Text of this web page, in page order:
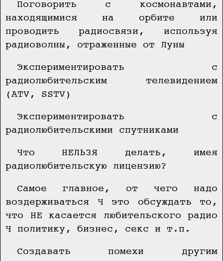
Поговорить с космонавтами,
находящимися на орбите или
проводить радиосвязи, используя
радиоволны, отраженные от Луны
Экспериментировать с
радиолюбительским телевидением
(ATV, SSTV)
Экспериментировать с
радиолюбительскими спутниками
Что НЕЛЬЗЯ делать, имея
радиолюбительскую лицензию?
Самое главное, от чего надо
воздерживаться Ч это обсуждать то,
что НЕ касается любительского радио
Ч политику, бизнес, секс и т.п.
Создавать помехи другим